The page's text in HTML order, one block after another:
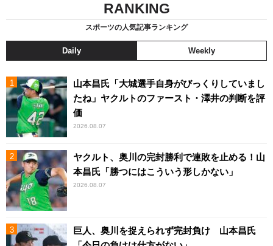
RANKING
スポーツの人気記事ランキング
Daily Weekly
山本昌氏「大城選手自身がびっくりしていまし
たね」ヤクルトのファースト・澤井の判断を評
価
2026.08.07
ヤクルト、奥川の完封勝利で連敗を止める！山
本昌氏「勝つにはこういう形しかない」
2026.08.07
巨人、奥川を捉えられず完封負け 山本昌氏